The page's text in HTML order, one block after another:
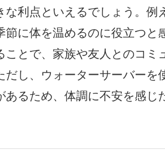
な利点といえるでしょう。例
節に体を温めるのに役立つ
ことで、家族や友人とのコミ
だし、ウォーターサーバー
あるため、体調に不安を感じ